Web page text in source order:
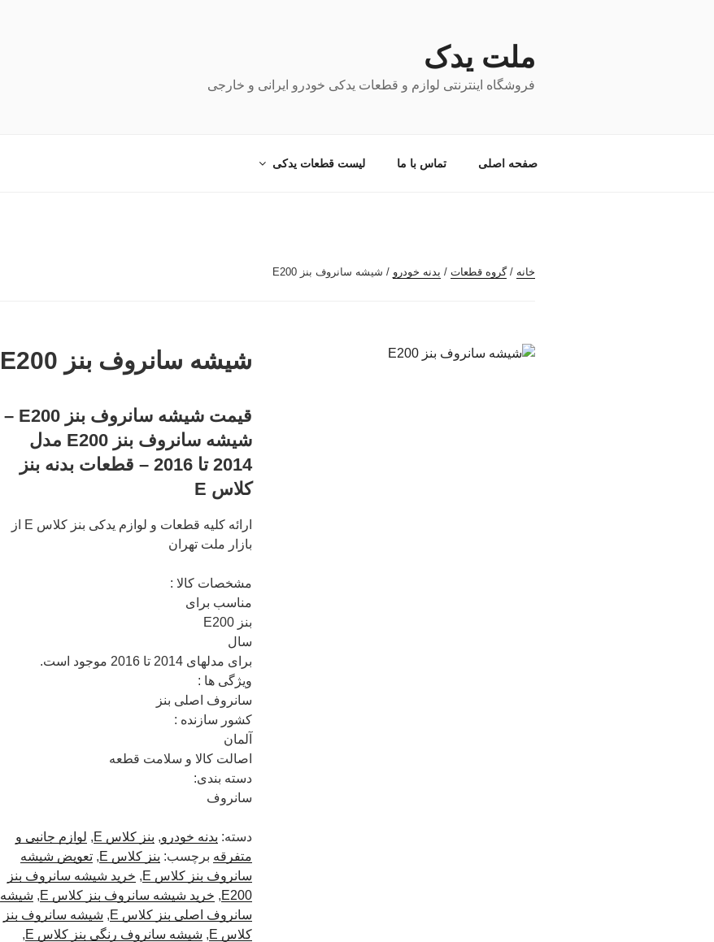
ملت یدک
فروشگاه اینترنتی لوازم و قطعات یدکی خودرو ایرانی و خارجی
صفحه اصلی تماس با ما لیست قطعات یدکی
خانه /گروه قطعات / بدنه خودرو / شیشه سانروف بنز E200
شیشه سانروف بنز E200
قیمت شیشه سانروف بنز E200 –
شیشه سانروف بنز E200 مدل
2014 تا 2016 – قطعات بدنه بنز
کلاس E
ارائه کلیه قطعات و لوازم یدکی بنز کلاس E از
بازار ملت تهران
مشخصات کالا :
مناسب برای
بنز E200
سال
برای مدلهای 2014 تا 2016 موجود است.
ویژگی ها :
سانروف اصلی بنز
کشور سازنده :
آلمان
اصالت کالا و سلامت قطعه
دسته بندی:
سانروف
دسته: بدنه خودرو, بنز کلاس E , لوازم جانبی و
متفرقه برچسب: بنز کلاس E , تعویض شیشه
سانروف بنز کلاس E
, خرید شیشه سانروف بنز
E200
, خرید شیشه سانروف بنز کلاس E , شیشه
سانروف اصلی بنز کلاس E
, شیشه سانروف بنز
کلاس E
, شیشه سانروف رنگی بنز کلاس E
,